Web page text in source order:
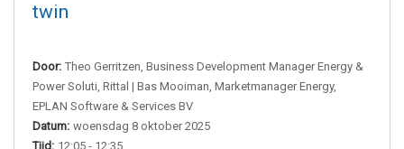
twin
Door: Theo Gerritzen, Business Development Manager Energy &
Power Soluti, Rittal | Bas Mooiman, Marketmanager Energy,
EPLAN Software & Services BV
Datum: woensdag 8 oktober 2025
Tijd: 12:05 - 12:35